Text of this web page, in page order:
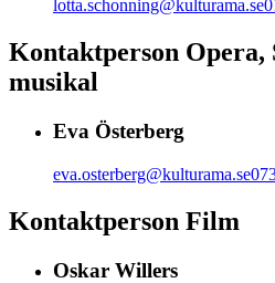
lotta.schonning@kulturama.se
Kontaktperson Opera,
musikal
Eva Österberg
eva.osterberg@kulturama.se
Kontaktperson Film
Oskar Willers